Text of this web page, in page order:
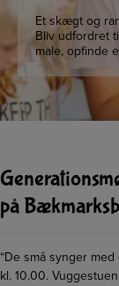
Et skægt og
Bliv udfordret
male, opfinde
på
“De små synger
kl. 10.00.